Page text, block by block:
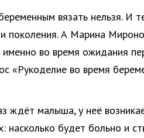
вязать нельзя. И
поколения. А Марина
во время ожидания
«Рукоделие во время
ждёт малыша, у неё
насколько будет больно и